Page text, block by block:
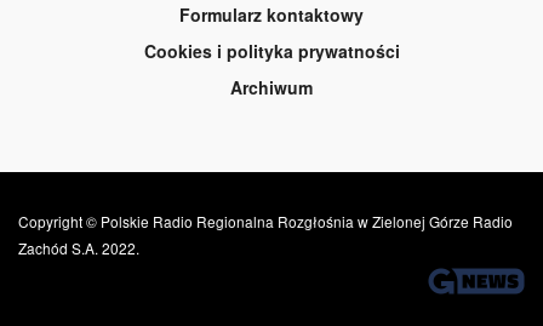
Formularz kontaktowy
Cookies i polityka prywatności
Archiwum
Copyright © Polskie Radio Regionalna Rozgłośnia w Zielonej Górze Radio
Zachód S.A. 2022.